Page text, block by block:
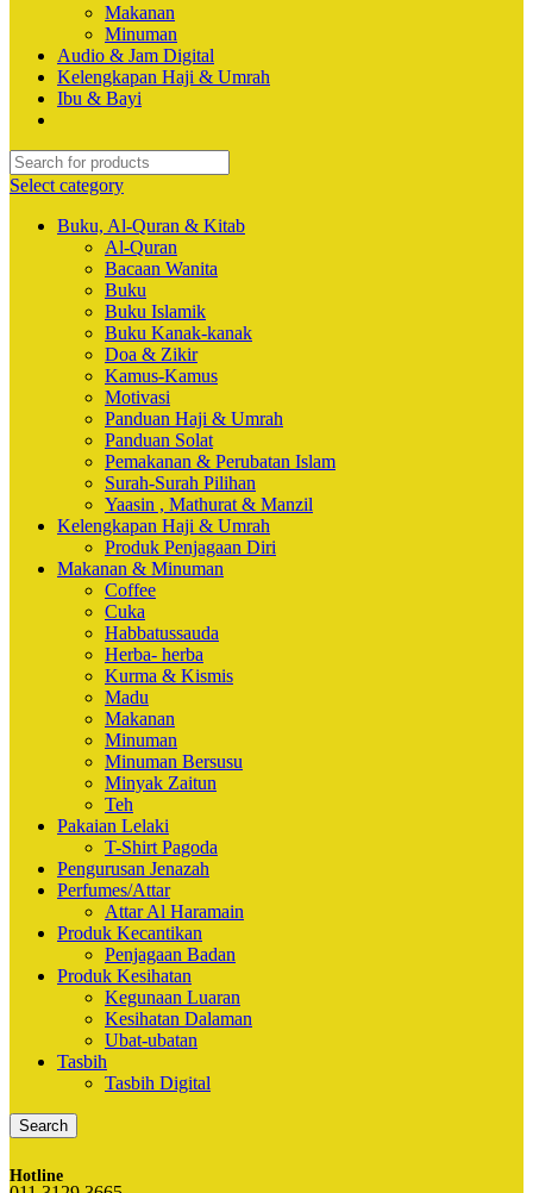
Makanan
Minuman
Audio & Jam Digital
Kelengkapan Haji & Umrah
Ibu & Bayi
Select category
Buku, Al-Quran & Kitab
Al-Quran
Bacaan Wanita
Buku
Buku Islamik
Buku Kanak-kanak
Doa & Zikir
Kamus-Kamus
Motivasi
Panduan Haji & Umrah
Panduan Solat
Pemakanan & Perubatan Islam
Surah-Surah Pilihan
Yaasin , Mathurat & Manzil
Kelengkapan Haji & Umrah
Produk Penjagaan Diri
Makanan & Minuman
Coffee
Cuka
Habbatussauda
Herba- herba
Kurma & Kismis
Madu
Makanan
Minuman
Minuman Bersusu
Minyak Zaitun
Teh
Pakaian Lelaki
T-Shirt Pagoda
Pengurusan Jenazah
Perfumes/Attar
Attar Al Haramain
Produk Kecantikan
Penjagaan Badan
Produk Kesihatan
Kegunaan Luaran
Kesihatan Dalaman
Ubat-ubatan
Tasbih
Tasbih Digital
Search
Hotline